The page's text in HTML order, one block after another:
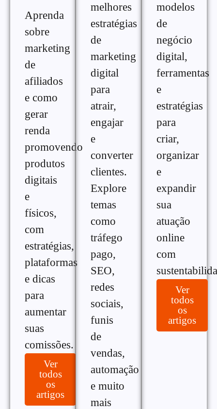
Aprenda
sobre
marketing
de
afiliados
e como
gerar
renda
promovendo
produtos
digitais
e
físicos,
com
estratégias,
plataformas
e dicas
para
aumentar
suas
comissões.
Ver
todos
os
artigos
melhores
estratégias
de
marketing
digital
para
atrair,
engajar
e
converter
clientes.
Explore
temas
como
tráfego
pago,
SEO,
redes
sociais,
funis
de
vendas,
automação
e muito
mais
modelos
de
negócio
digital,
ferramentas
e
estratégias
para
criar,
organizar
e
expandir
sua
atuação
online
com
Ver
todos
os
artigos